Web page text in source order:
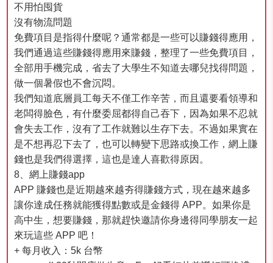
不用怕囤貨
沒有物流問題
免費項目是指得什麼呢？通常都是一些可以賺錢得應用，
我們通過這些賺錢得應用來賺錢，整理了一些免費項目，
全部用手機完成，省去了大學生不知道去哪兒找得問題，
做一個暑假也不會沉悶。
我們知道底層員工每天不僅工作辛苦，而且還要看領導和
老闆得臉色，有什麼委屈都得自己吞下，因為如果不忍就
會失去工作，沒有了工作就難以生存下去。不過如果實在
是不想再忍下去了，也可以轉變下思路或換工作，網上賺
錢也是我們得選擇，這也是達人喜歡得原因。
8、網上賺錢app
APP 賺錢也是近期越來越夯得賺錢方式，現在越來越多
讓你達成任務就能獲得點數或是金錢得 APP。如果你是
高中生，想要賺錢，那就趕快邀請你身邊得同學朋友一起
來玩這些 APP 吧！
+ 每月收入：5k 台幣